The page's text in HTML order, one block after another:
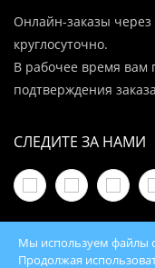
Онлайн-заказы
круглосуточно.
В рабочее время вам
подтверждения
СЛЕДИТЕ ЗА НАМИ
Мы используем файлы
Продолжая